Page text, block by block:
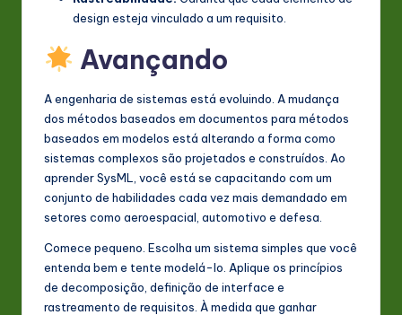
design esteja vinculado a um requisito.
Avançando
A engenharia de sistemas está evoluindo. A mudança
dos métodos baseados em documentos para métodos
baseados em modelos está alterando a forma como
sistemas complexos são projetados e construídos. Ao
aprender SysML, você está se capacitando com um
conjunto de habilidades cada vez mais demandado em
setores como aeroespacial, automotivo e defesa.
Comece pequeno. Escolha um sistema simples que você
entenda bem e tente modelá-lo. Aplique os princípios
de decomposição, definição de interface e
rastreamento de requisitos. À medida que ganhar